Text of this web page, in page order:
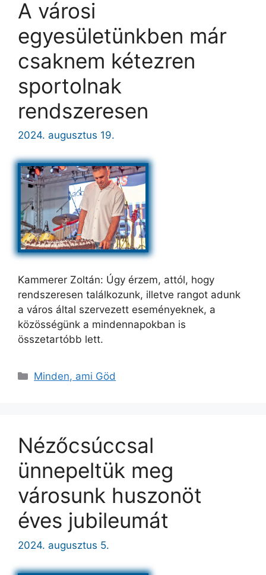
A városi
egyesületünkben már
csaknem kétezren
sportolnak
rendszeresen
2024. augusztus 19.
Kammerer Zoltán: Úgy érzem, attól, hogy
rendszeresen találkozunk, illetve rangot adunk
a város által szervezett eseményeknek, a
közösségünk a mindennapokban is
összetartóbb lett.
Kategória
Minden, ami Göd
Nézőcsúccsal
ünnepeltük meg
városunk huszonöt
éves jubileumát
2024. augusztus 5.